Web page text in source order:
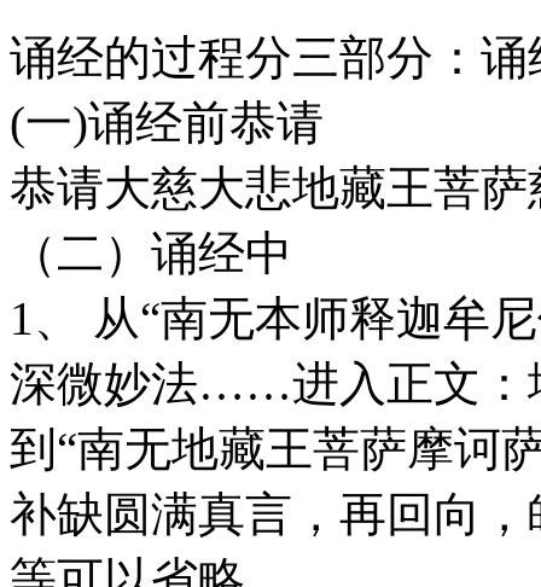
诵经的过程分三部分：
(一)诵经前恭请
恭请大慈大悲地藏王菩
（二）诵经中
1、 从“南无本师释迦牟
深微妙法……进入正文：
到“南无地藏王菩萨摩诃
补缺圆满真言，再回向